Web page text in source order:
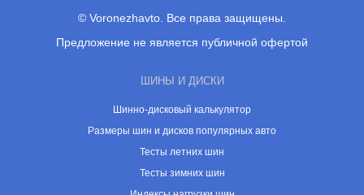
© Voronezhavto. Все права защищены.
Предложение не является публичной офертой
ШИНЫ И ДИСКИ
Шинно-дисковый калькулятор
Размеры шин и дисков популярных авто
Тесты летних шин
Тесты зимних шин